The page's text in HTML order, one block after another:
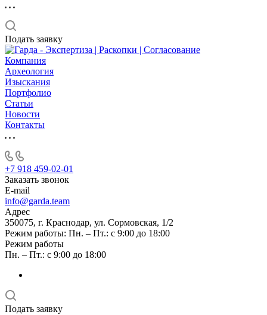
Подать заявку
Компания
Археология
Изыскания
Портфолио
Статьи
Новости
Контакты
+7 918 459-02-01
Заказать звонок
E-mail
info@garda.team
Адрес
350075, г. Краснодар, ул. Сормовская, 1/2
Режим работы: Пн. – Пт.: с 9:00 до 18:00
Режим работы
Пн. – Пт.: с 9:00 до 18:00
Подать заявку